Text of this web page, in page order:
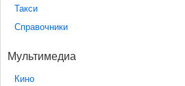
Такси
Справочники
Мультимедиа
Кино